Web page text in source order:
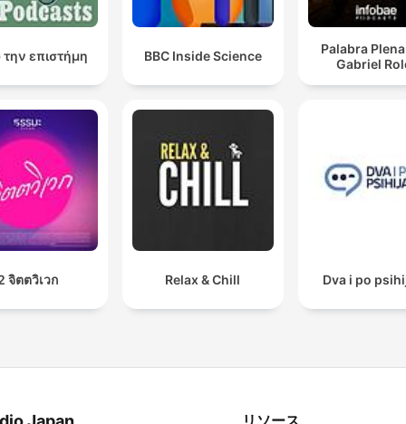
επιστήμη BBC Inside Science
Palabra
Gabriel
จิตตวิเวก Relax & Chill Dva i po
リソース